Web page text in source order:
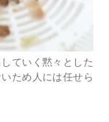
ていく黙々とした
ため人には任せら